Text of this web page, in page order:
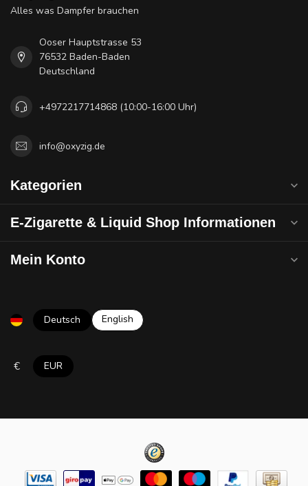
Alles was Dampfer brauchen
Ooser Hauptstrasse 53
76532 Baden-Baden
Deutschland
+4972217714868 (10:00-16:00 Uhr)
info@oxyzig.de
Kategorien
E-Zigarette & Liquid Shop Informationen
Mein Konto
Deutsch English
€ EUR